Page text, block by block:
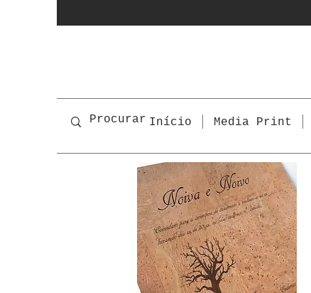
Início Media Print